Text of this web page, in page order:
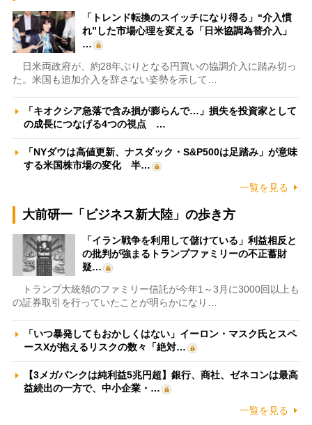
「トレンド転換のスイッチになり得る」“介入慣
れ”した市場心理を変える「日米協調為替介入」
…
日米両政府が、約28年ぶりとなる円買いの協調介入に踏み切っ
た。米国も追加介入を辞さない姿勢を示して…
「キオクシア急落で含み損が膨らんで…」損失を投資家として
の成長につなげる4つの視点 …
「NYダウは高値更新、ナスダック・S&P500は足踏み」が意味
する米国株市場の変化 半…
一覧を見る
大前研一「ビジネス新大陸」の歩き方
「イラン戦争を利用して儲けている」利益相反と
の批判が強まるトランプファミリーの不正蓄財
疑…
トランプ大統領のファミリー信託が今年1～3月に3000回以上も
の証券取引を行っていたことが明らかになり…
「いつ暴発してもおかしくはない」イーロン・マスク氏とスペ
ースXが抱えるリスクの数々「絶対…
【3メガバンクは純利益5兆円超】銀行、商社、ゼネコンは最高
益続出の一方で、中小企業・…
一覧を見る